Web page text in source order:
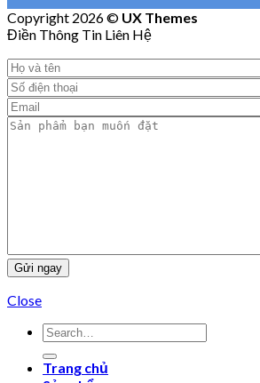
Copyright 2026 © UX Themes
Điền Thông Tin Liên Hệ
Close
Trang chủ